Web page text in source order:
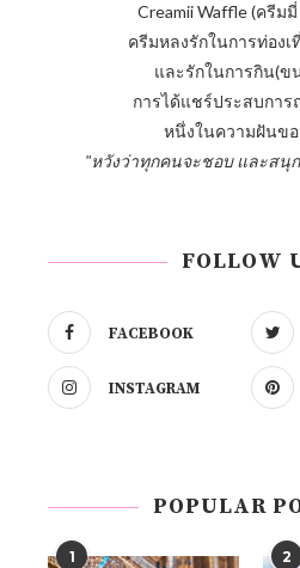
Creamii Waffle (ครีม
ครีมหลงรักในการท่องเ
และรักในการกิน(ข
การได้แชร์ประสบการ
หนึ่งในความฝันข
"หวังว่าทุกคนจะชอบ และสนุ
FOLLOW
FACEBOOK
INSTAGRAM
POPULAR
1 2